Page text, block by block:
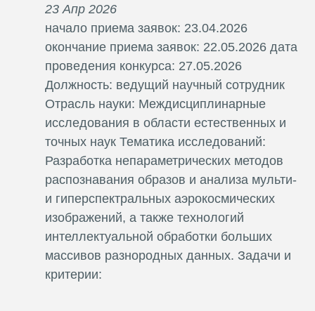
23 Апр 2026
начало приема заявок: 23.04.2026
окончание приема заявок: 22.05.2026 дата
проведения конкурса: 27.05.2026
Должность: ведущий научный сотрудник
Отрасль науки: Междисциплинарные
исследования в области естественных и
точных наук Тематика исследований:
Разработка непараметрических методов
распознавания образов и анализа мульти-
и гиперспектральных аэрокосмических
изображений, а также технологий
интеллектуальной обработки больших
массивов разнородных данных. Задачи и
критерии: